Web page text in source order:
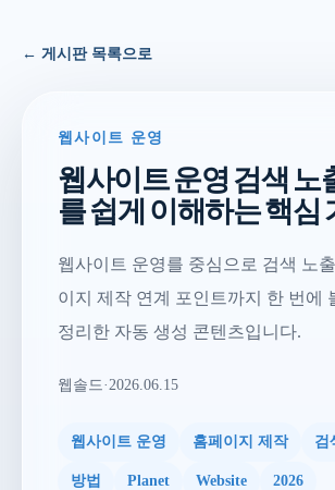
← 게시판 목록으로
웹사이트 운영
웹사이트 운영 검색 노
를 쉽게 이해하는 핵심
웹사이트 운영를 중심으로 검색 노
이지 제작 연계 포인트까지 한 번에
정리한 자동 생성 콘텐츠입니다.
웹솔드·2026.06.15
웹사이트 운영 홈페이지 제작 검
방법 Planet Website 2026